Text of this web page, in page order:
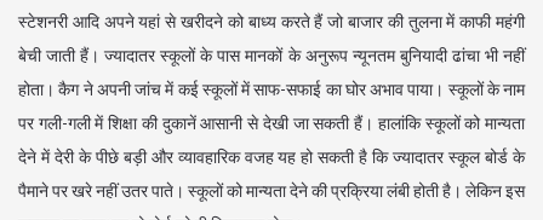
स्टेशनरी आदि अपने यहां से खरीदने को बाध्य करते हैं जो बाजार की तुलना में काफी महंगी
बेची जाती हैं। ज्यादातर स्कूलों के पास मानकों के अनुरूप न्यूनतम बुनियादी ढांचा भी नहीं
होता। कैग ने अपनी जांच में कई स्कूलों में साफ-सफाई का घोर अभाव पाया। स्कूलों के नाम
पर गली-गली में शिक्षा की दुकानें आसानी से देखी जा सकती हैं। हालांकि स्कूलों को मान्यता
देने में देरी के पीछे बड़ी और व्यावहारिक वजह यह हो सकती है कि ज्यादातर स्कूल बोर्ड के
पैमाने पर खरे नहीं उतर पाते। स्कूलों को मान्यता देने की प्रक्रिया लंबी होती है। लेकिन इस